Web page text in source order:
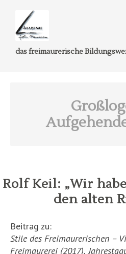
das freimaurerische
Rolf Keil: „Wir
den alten
Beitrag zu:
Stile des Freimaurerischen –
Freimaurerei (2017).